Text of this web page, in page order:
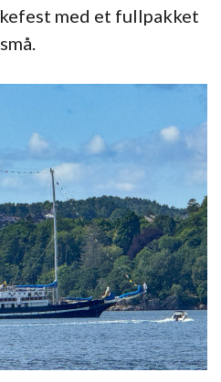
med et fullpakket